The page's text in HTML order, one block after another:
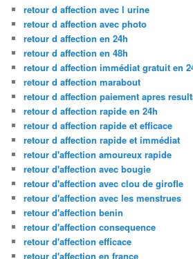
retour d affection avec l urine
retour d affection avec photo
retour d affection en 24h
retour d affection en 48h
retour d affection immédiat gratuit en
retour d affection marabout
retour d affection paiement apres
retour d affection rapide en 24h
retour d affection rapide et efficace
retour d affection rapide et immédiat
retour d'affection amoureux rapide
retour d'affection avec bougie
retour d'affection avec clou de girofle
retour d'affection avec les menstrues
retour d'affection benin
retour d'affection consequence
retour d'affection efficace
retour d'affection en france